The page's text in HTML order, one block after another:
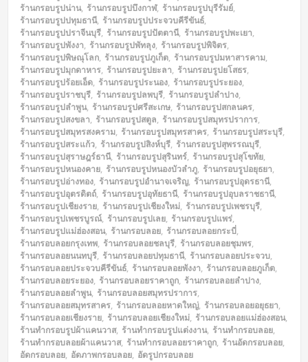
ร้านกรอบรูปน่าน, ร้านกรอบรูปบึงกาฬ, ร้านกรอบรูปบุรีรัมย์,
ร้านกรอบรูปปทุมธานี, ร้านกรอบรูปประจวบคีรีขันธ์,
ร้านกรอบรูปปราจีนบุรี, ร้านกรอบรูปปัตตานี, ร้านกรอบรูปพะเยา,
ร้านกรอบรูปพังงา, ร้านกรอบรูปพัทลุง, ร้านกรอบรูปพิจิตร,
ร้านกรอบรูปพิษณุโลก, ร้านกรอบรูปภูเก็ต, ร้านกรอบรูปมหาสารคาม,
ร้านกรอบรูปมุกดาหาร, ร้านกรอบรูปยะลา, ร้านกรอบรูปยโสธร,
ร้านกรอบรูปร้อยเอ็ด, ร้านกรอบรูประนอง, ร้านกรอบรูประยอง,
ร้านกรอบรูปราชบุรี, ร้านกรอบรูปลพบุรี, ร้านกรอบรูปลำปาง,
ร้านกรอบรูปลำพูน, ร้านกรอบรูปศรีสะเกษ, ร้านกรอบรูปสกลนคร,
ร้านกรอบรูปสงขลา, ร้านกรอบรูปสตูล, ร้านกรอบรูปสมุทรปราการ,
ร้านกรอบรูปสมุทรสงคราม, ร้านกรอบรูปสมุทรสาคร, ร้านกรอบรูปสระบุรี,
ร้านกรอบรูปสระแก้ว, ร้านกรอบรูปสิงห์บุรี, ร้านกรอบรูปสุพรรณบุรี,
ร้านกรอบรูปสุราษฎร์ธานี, ร้านกรอบรูปสุรินทร์, ร้านกรอบรูปสุโขทัย,
ร้านกรอบรูปหนองคาย, ร้านกรอบรูปหนองบัวลำภู, ร้านกรอบรูปอยุธยา,
ร้านกรอบรูปอ่างทอง, ร้านกรอบรูปอำนาจเจริญ, ร้านกรอบรูปอุดรธานี,
ร้านกรอบรูปอุตรดิตถ์, ร้านกรอบรูปอุทัยธานี, ร้านกรอบรูปอุบลราชธานี,
ร้านกรอบรูปเชียงราย, ร้านกรอบรูปเชียงใหม่, ร้านกรอบรูปเพชรบุรี,
ร้านกรอบรูปเพชรบูรณ์, ร้านกรอบรูปเลย, ร้านกรอบรูปแพร่,
ร้านกรอบรูปแม่ฮ่องสอน, ร้านกรอบลอย, ร้านกรอบลอยกระบี่,
ร้านกรอบลอยกรุงเทพ, ร้านกรอบลอยชลบุรี, ร้านกรอบลอยชุมพร,
ร้านกรอบลอยนนทบุรี, ร้านกรอบลอยปทุมธานี, ร้านกรอบลอยประจวบ,
ร้านกรอบลอยประจวบคีรีขันธ์, ร้านกรอบลอยพังงา, ร้านกรอบลอยภูเก็ต,
ร้านกรอบลอยระยอง, ร้านกรอบลอยราคาถูก, ร้านกรอบลอยลำปาง,
ร้านกรอบลอยลำพูน, ร้านกรอบลอยสมุทรปราการ,
ร้านกรอบลอยสมุทรสาคร, ร้านกรอบลอยหาดใหญ่, ร้านกรอบลอยอยุธยา,
ร้านกรอบลอยเชียงราย, ร้านกรอบลอยเชียงใหม่, ร้านกรอบลอยแม่ฮ่องสอน,
ร้านทำกรอบรูปผ้าแคนวาส, ร้านทำกรอบรูปแต่งงาน, ร้านทำกรอบลอย,
ร้านทำกรอบลอยผ้าแคนวาส, ร้านทำกรอบลอยราคาถูก, ร้านอัดกรอบลอย,
อัดกรอบลอย, อัดภาพกรอบลอย, อัดรูปกรอบลอย